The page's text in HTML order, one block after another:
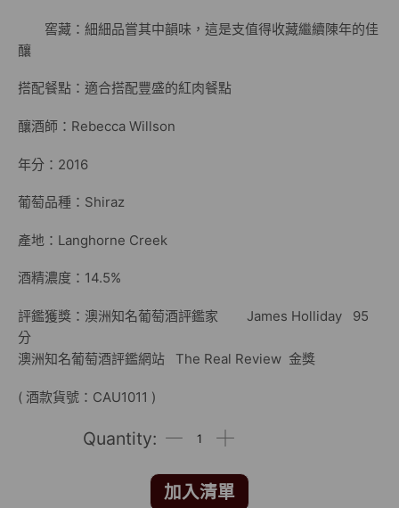
窖藏：細細品嘗其中韻味，這是支值得收藏繼續陳年的佳
釀
搭配餐點：適合搭配豐盛的紅肉餐點
釀酒師：Rebecca Willson
年分：2016
葡萄品種：Shiraz
產地：Langhorne Creek
酒精濃度：14.5%
評鑑獲獎：澳洲知名葡萄酒評鑑家 James Holliday 95
分
澳洲知名葡萄酒評鑑網站 The Real Review 金獎
( 酒款貨號：CAU1011 )
加入清單